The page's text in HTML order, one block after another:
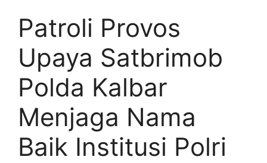
Patroli Provos
Upaya Satbrimob
Polda Kalbar
Menjaga Nama
Baik Institusi Polri